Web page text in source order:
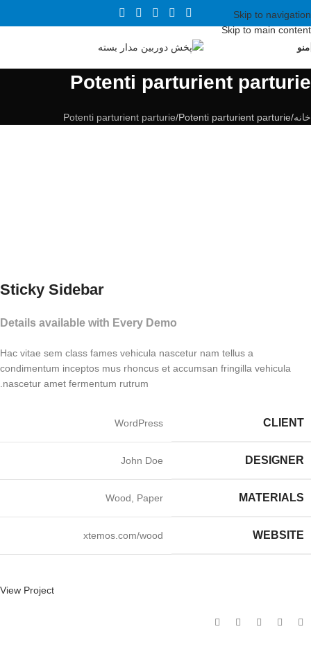
Skip to navigation
Skip to main content
منو
Potenti parturient parturie
خانه Potenti parturient parturie Potenti parturient parturie
Sticky Sidebar
Details available with Every Demo
Hac vitae sem class fames vehicula nascetur nam tellus a
condimentum inceptos mus rhoncus et accumsan fringilla vehicula
nascetur amet fermentum rutrum.
CLIENT
WordPress
DESIGNER
John Doe
MATERIALS
Wood, Paper
WEBSITE
xtemos.com/wood
View Project